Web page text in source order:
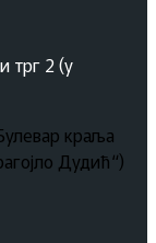
трг 2 (у
краља
Дудић“)